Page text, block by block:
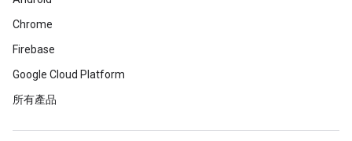
Chrome
Firebase
Google Cloud Platform
所有產品